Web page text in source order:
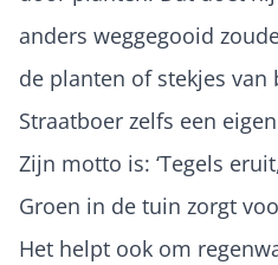
anders weggegooid
de planten of stekjes
Straatboer zelfs een
Zijn motto is: ‘Tegels
Groen in de tuin zorgt
Het helpt ook om